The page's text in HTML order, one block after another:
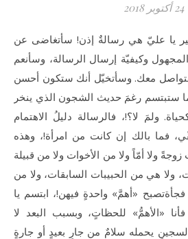
24 أكتوبر 2018
يا عليّ هي رسالةٌ إذن! سأتغاضى عن
وكيفيّة إرسال الرسالة، وسأنعم
معك. وسأتخيّل أنك ستكون أحسن
ستبتسم رغمَ حديث الشجون الذي ينخر
ولمَ لا؟!، فالرسالة دليلُ الاهتمام
فما بالك إن كانت من امرأة!، وهذه
ولا أمّاً ولا من الأخوات ولا من قبيلة
ولا هي من الحبيبات السابقات، ولا من
«أهمَّ» واحدةٍ فيهن!، ابتسم يا
«الأهمُّ» للحظاتٍ، وبسبب البعد لا
يحمله سلامٌ من جارٍ بعيدٍ أو جارةٍ